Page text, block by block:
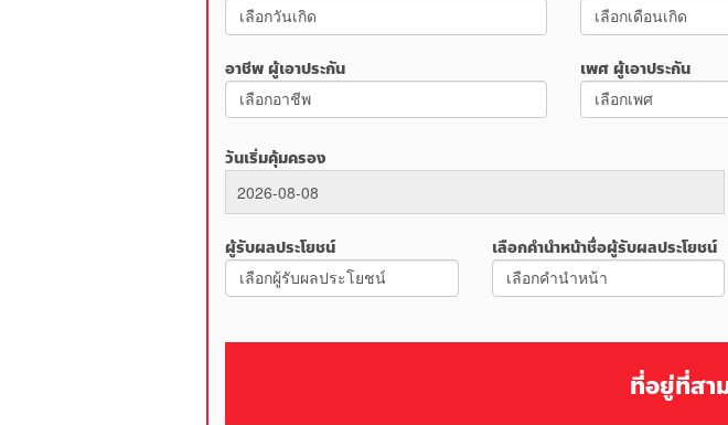
อาชีพ ผู้เอาประกัน เพศ ผู้เอาประกัน
วันเริ่มคุ้มครอง
ผู้รับผลประโยชน์ เลือกคำนำหน้าชื่อผู้รับผลประโยชน์
ที่อยู่ที่สา